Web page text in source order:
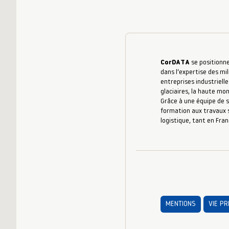
CorDATA se
dans l’expertise des
entreprises
glaciaires, la haute
Grâce à une équipe
formation aux travaux
logistique, tant en
MENTIONS VIE